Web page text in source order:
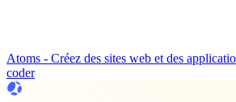
Atoms - Créez des sites web et des
coder